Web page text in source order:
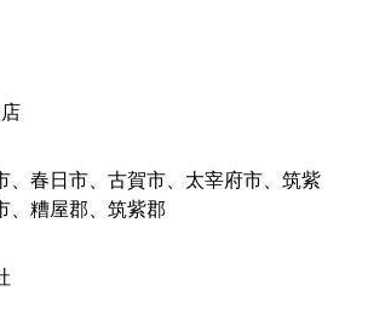
、春日市、古賀市、太宰府市、筑紫
、糟屋郡、筑紫郡